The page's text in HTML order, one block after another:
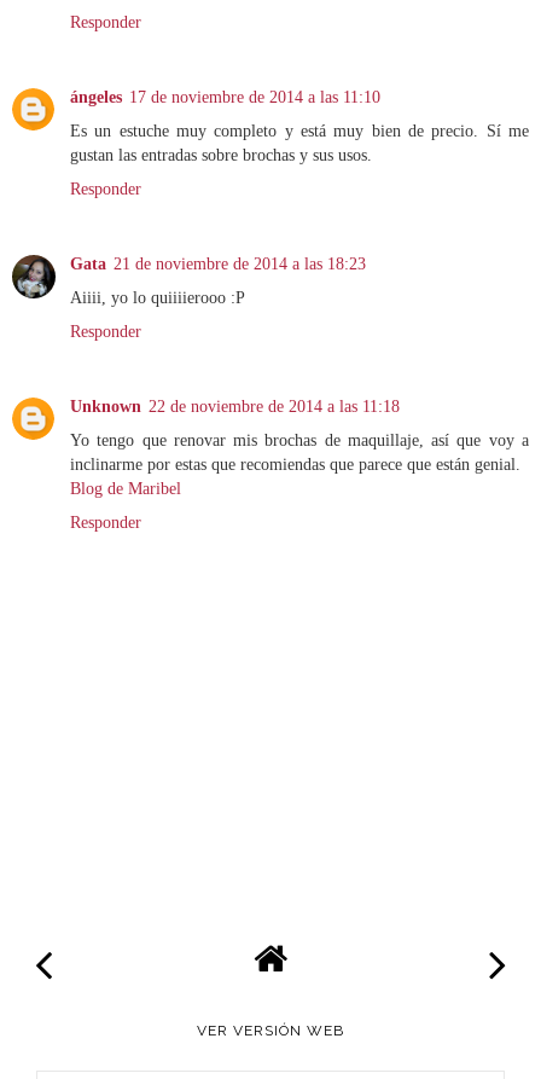
Responder
ángeles 17 de noviembre de 2014 a las 11:10
Es un estuche muy completo y está muy bien de precio. Sí me
gustan las entradas sobre brochas y sus usos.
Responder
Gata 21 de noviembre de 2014 a las 18:23
Aiiii, yo lo quiiiierooo :P
Responder
Unknown 22 de noviembre de 2014 a las 11:18
Yo tengo que renovar mis brochas de maquillaje, así que voy a
inclinarme por estas que recomiendas que parece que están genial.
Blog de Maribel
Responder
VER VERSIÓN WEB